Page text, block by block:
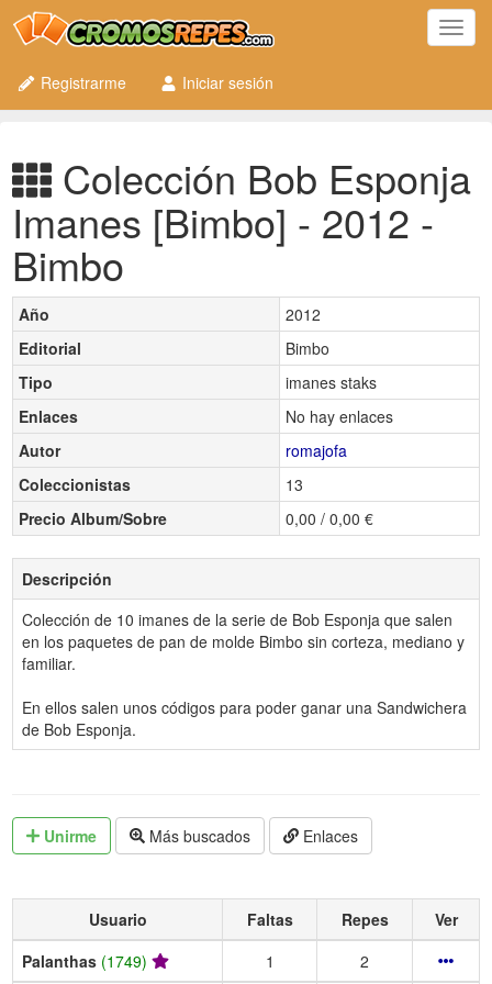
Registrarme
Iniciar sesión
Colección Bob Esponja
Imanes [Bimbo] - 2012 -
Bimbo
Año
2012
Editorial
Bimbo
Tipo
imanes staks
Enlaces
No hay enlaces
Autor
romajofa
Coleccionistas
13
Precio Album/Sobre
0,00 / 0,00 €
Descripción
Colección de 10 imanes de la serie de Bob Esponja que salen
en los paquetes de pan de molde Bimbo sin corteza, mediano y
familiar.
En ellos salen unos códigos para poder ganar una Sandwichera
de Bob Esponja.
Unirme Más buscados Enlaces
Usuario Faltas Repes
Ver
Palanthas (1749) 1 2